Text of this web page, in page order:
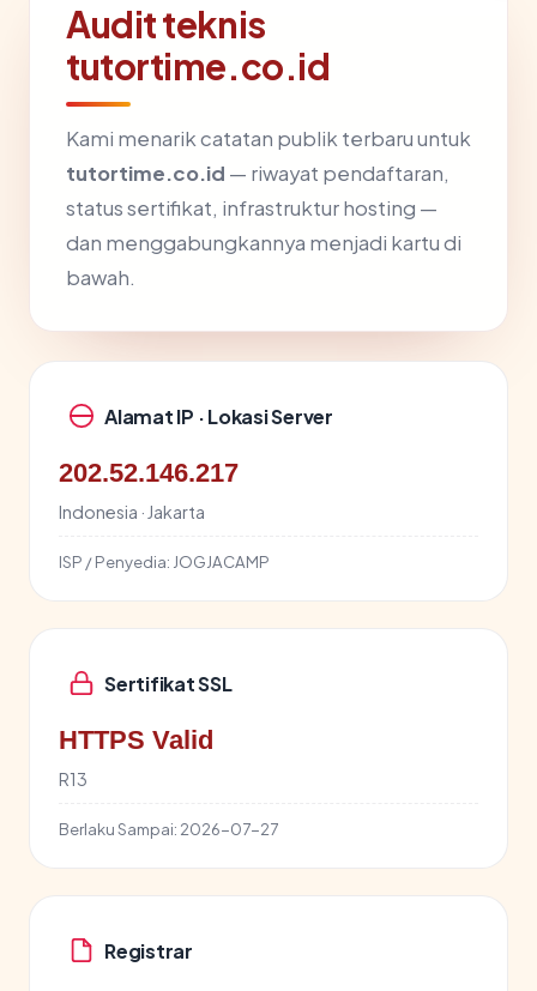
Audit teknis
tutortime.co.id
Kami menarik catatan publik terbaru untuk
tutortime.co.id — riwayat pendaftaran,
status sertifikat, infrastruktur hosting —
dan menggabungkannya menjadi kartu di
bawah.
Alamat IP · Lokasi Server
202.52.146.217
Indonesia · Jakarta
ISP / Penyedia: JOGJACAMP
Sertifikat SSL
HTTPS Valid
R13
Berlaku Sampai: 2026-07-27
Registrar